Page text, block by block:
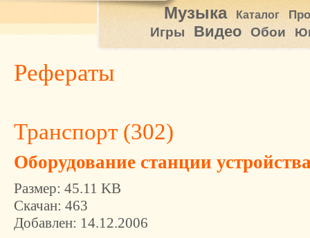
Музыка Каталог
Игры Видео Обои
Рефераты
Транспорт (302)
Оборудование станции
Размер: 45.11 KB
Скачан: 463
Добавлен: 14.12.2006